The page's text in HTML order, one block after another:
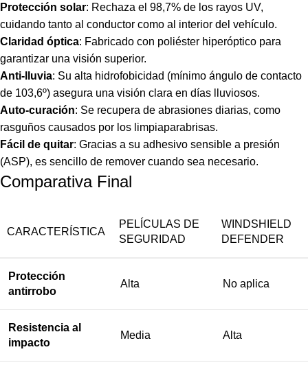
Protección solar: Rechaza el 98,7% de los rayos UV,
cuidando tanto al conductor como al interior del vehículo.
Claridad óptica: Fabricado con poliéster hiperóptico para
garantizar una visión superior.
Anti-lluvia: Su alta hidrofobicidad (mínimo ángulo de contacto
de 103,6º) asegura una visión clara en días lluviosos.
Auto-curación: Se recupera de abrasiones diarias, como
rasguños causados por los limpiaparabrisas.
Fácil de quitar: Gracias a su adhesivo sensible a presión
(ASP), es sencillo de remover cuando sea necesario.
Comparativa Final
CARACTERÍSTICA
PELÍCULAS DE
SEGURIDAD
WINDSHIELD
DEFENDER
Protección
antirrobo
Alta No aplica
Resistencia al
impacto
Media Alta